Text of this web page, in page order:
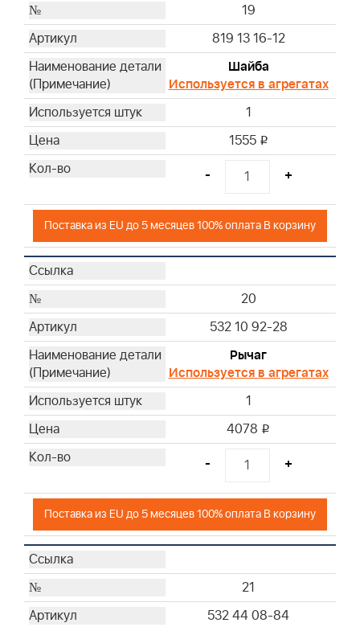
19
819 13 16-12
Шайба
Используется в агрегатах
1
1555 i
- +
Поставка из EU до 5 месяцев 100% оплата В корзину
20
532 10 92-28
Рычаг
Используется в агрегатах
1
4078 i
- +
Поставка из EU до 5 месяцев 100% оплата В корзину
21
532 44 08-84